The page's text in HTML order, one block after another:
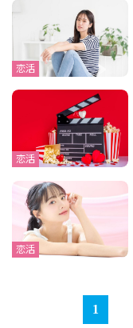
恋活
恋活
恋活
1